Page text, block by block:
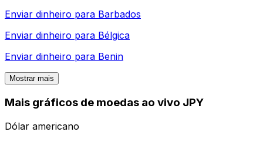
Enviar dinheiro para Barbados
Enviar dinheiro para Bélgica
Enviar dinheiro para Benin
Mostrar mais
Mais gráficos de moedas ao vivo JPY
Dólar americano